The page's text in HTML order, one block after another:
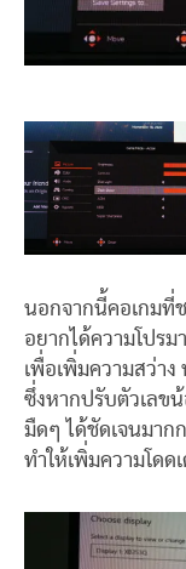
นอกจากนี้คอเกมที่
อยากได้ความโปรม
เพื่อเพิ่มความสว่า
ซึ่งหากปรับตัวเลข
มืดๆ ได้ชัดเจนมาก
ทำให้เพิ่มความโดด